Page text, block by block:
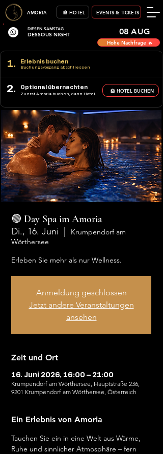
AMORIA 🏨 HOTEL EVENTS & TICKETS
DIESEN SAMSTAG
DESSOUS NIGHT 08 AUG
Hohe Nachfrage 🔥
1. Erlebnis buchen
Buchungsvorgang abschliessen
2. Optional übernachten
Zuerst Amoria buchen, dann Hotel.
🏨 HOTEL BUCHEN
🟢 Day Spa im Amoria
Di., 16. Juni
Krumpendorf am
Wörthersee
Erleben Sie mehr als nur Wellness.
Anmeldung geschlossen
Jetzt andere Veranstaltungen
ansehen
Zeit und Ort
16. Juni 2026, 16:00 – 21:00
Krumpendorf am Wörthersee, Hauptstraße 236,
9201 Krumpendorf am Wörthersee, Österreich
Ein Erlebnis von Amoria
Tauchen Sie ein in eine Welt aus Wärme,
Ruhe und sinnlicher Atmosphäre – fern